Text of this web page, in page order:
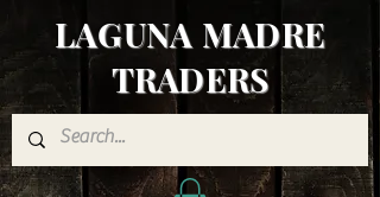
LAGUNA MADRE
TRADERS